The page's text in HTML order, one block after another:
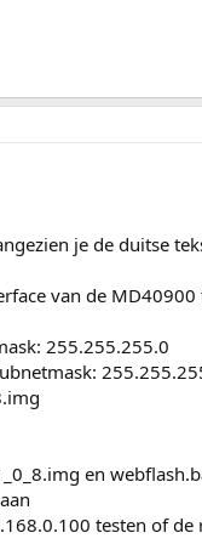
je de duitse
van de MD40900
255.255.255.0
en
testen of